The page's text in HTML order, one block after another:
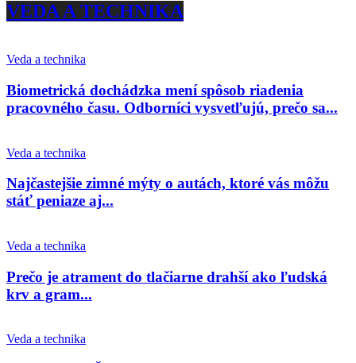
VEDA A TECHNIKA
Veda a technika
Biometrická dochádzka mení spôsob riadenia
pracovného času. Odborníci vysvetľujú, prečo sa...
Veda a technika
Najčastejšie zimné mýty o autách, ktoré vás môžu
stáť peniaze aj...
Veda a technika
Prečo je atrament do tlačiarne drahší ako ľudská
krv a gram...
Veda a technika